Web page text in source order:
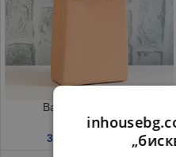
Ваза чанта Банан
3.59